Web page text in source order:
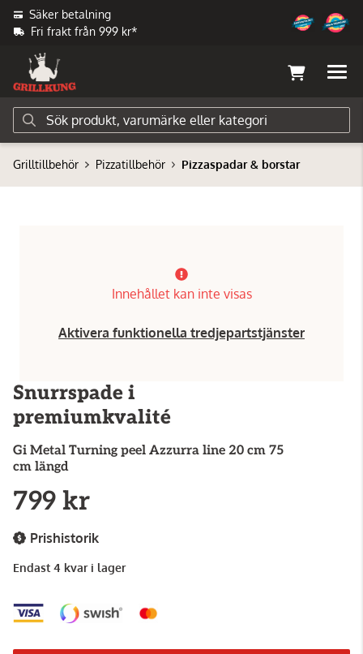
Säker betalning
Fri frakt från 999 kr*
Grilltillbehör Pizzatillbehör Pizzaspadar & borstar
Innehållet kan inte visas
Aktivera funktionella tredjepartstjänster
Snurrspade i
premiumkvalité
Gi Metal Turning peel Azzurra line 20 cm 75
cm längd
799 kr
Prishistorik
Endast 4 kvar i lager